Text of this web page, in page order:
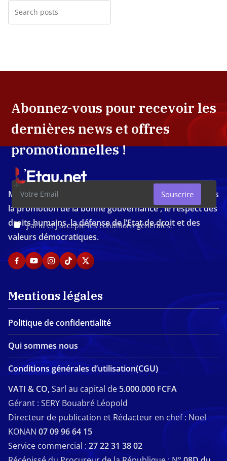
Abonnez-vous pour recevoir les
dernières news et offres
promotionnelles !
J'ai lu et j'accepte les conditions générales.
Souscrire
Média d'investigation ivoirien résolument engagé dans
la promotion de la bonne gouvernance , le respect des
droits humains, la défense de l’Etat de droit et des
valeurs démocratiques.
Mentions légales
Politique de confidentialité
Qui sommes nous
Conditions générales d’utilisation(CGU)
VATI & CO,Sarl au capital de 5.000.000 FCFA
Gérant : SERY Bouabré Léopold
Directeur de publication et Rédacteur en chef : Noel
KONAN 07 09 96 64 15
Service commercial : 27 22 31 38 02